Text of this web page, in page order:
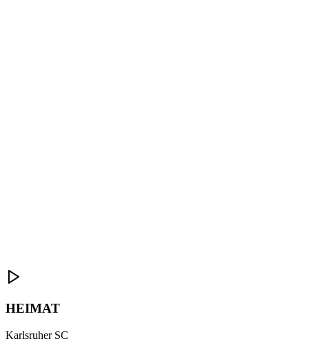
HEIMAT
Karlsruher SC